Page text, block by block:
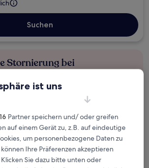
Suchen
Stornierung bei
für jede
mit Preisen für Mitglieder
ist uns
16 Partner speichern und/ oder greifen
auf einem Gerät zu, z.B. auf eindeutige
um personenbezogene Daten zu
Ihre Präferenzen akzeptieren
Sie dazu bitte unten oder